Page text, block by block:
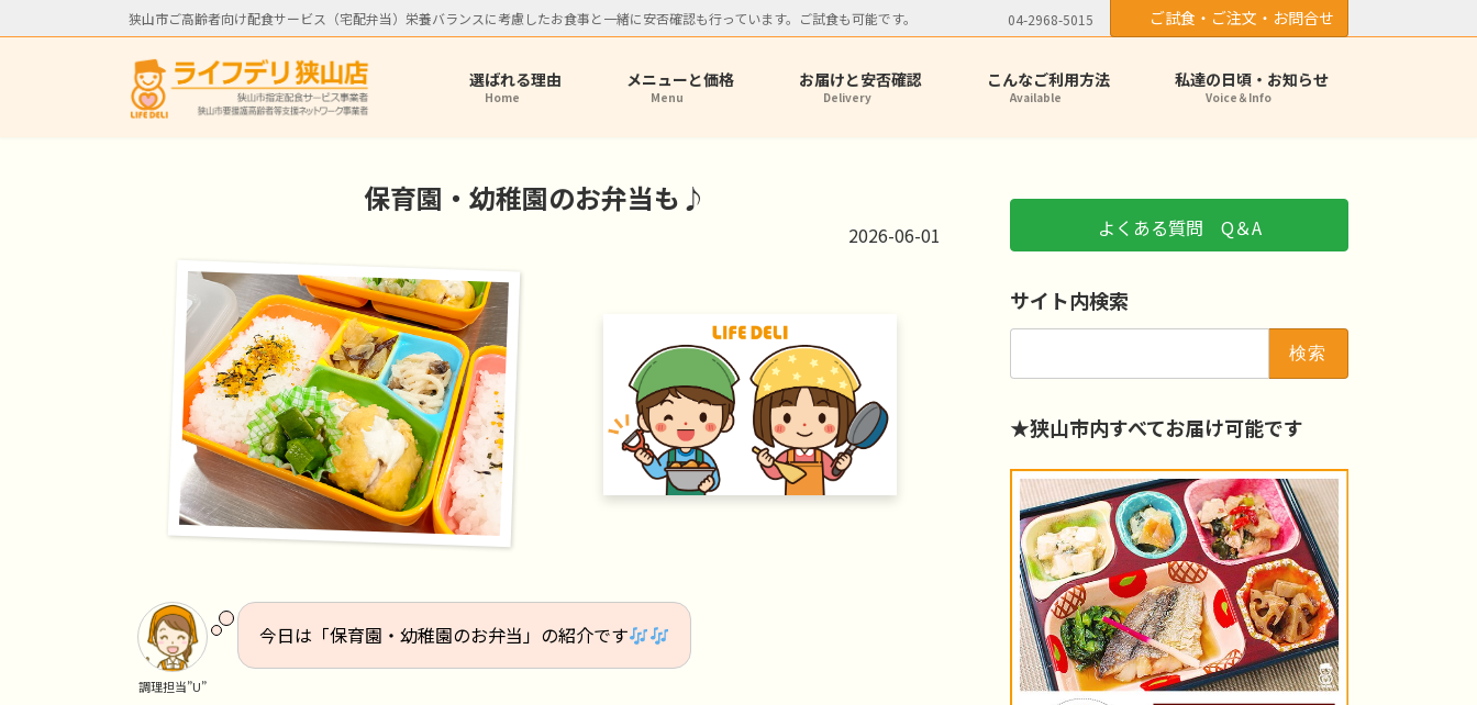
ン
ビ
狭山市ご高齢者向け配食サービス（宅配弁当）栄養バランスに考慮したお食事と一緒に安否確認も行っています。ご試食も可能です。 04-2968-5015 ご試食・ご注文・お問合せ
選ばれる理由
Home
メニューと価格
Menu
お届けと安否確認
Delivery
こんなご利用方法
Available
私達の日頃・お知らせ
Voice＆Info
保育園・幼稚園のお弁当も♪
2026-06-01
調理担当”U”
今日は「保育園・幼稚園のお弁当」の紹介です
よくある質問 Q＆A
サイト内検索
★狭山市内すべてお届け可能です